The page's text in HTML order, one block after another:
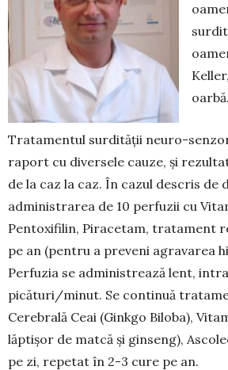
oarbă.
Tratamentul surdității neuro-
raport cu diver­sele cauze, și
de la caz la caz. În cazul descris de
administrarea de 10 perfuzii cu
Pentoxifilin, Pira­cetam, trata­ment
pe an (pentru a preveni agravarea
Perfuzia se ad­mi­nistrează lent,
picături/minut. Se continuă
Cerebrală Ceai (Ginkgo Biloba),
lăptișor de matcă și ginseng),
pe zi, repetat în 2-3 cure pe an.